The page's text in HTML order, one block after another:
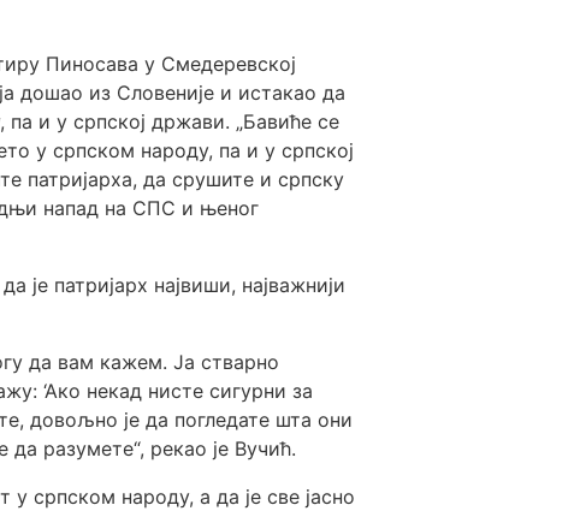
Пиносава у Смедеревској
дошао из Словеније и истакао да
и у српској држави. „Бавиће се
у српском народу, па и у српској
патријарха, да срушите и српску
напад на СПС и њеног
је патријарх највиши, најважнији
да вам кажем. Ја стварно
‘Ако некад нисте сигурни за
довољно је да погледате шта они
разумете“, рекао је Вучић.
српском народу, а да је све јасно